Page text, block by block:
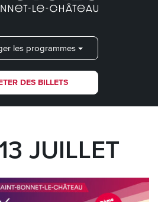
les programmes
DES BILLETS
JUILLET